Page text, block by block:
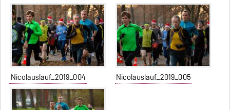
Nicolauslauf_2019_004 Nicolauslauf_2019_005